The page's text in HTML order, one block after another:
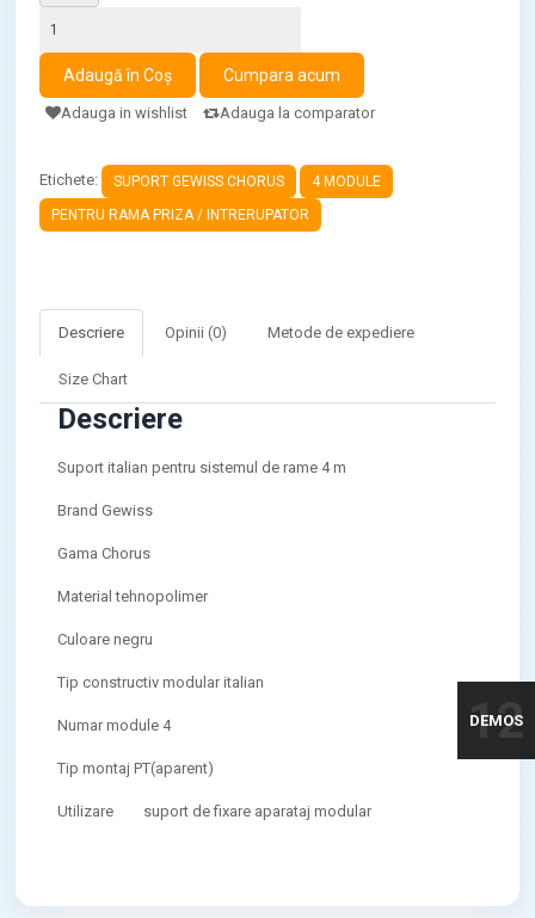
Adauga in wishlist Adauga la comparator
Etichete: SUPORT GEWISS CHORUS
4 MODULE
PENTRU RAMA PRIZA / INTRERUPATOR
Descriere Opinii (0) Metode de expediere
Size Chart
Descriere
Suport italian pentru sistemul de rame 4 m
Brand Gewiss
Gama Chorus
Material tehnopolimer
Culoare negru
Tip constructiv modular italian
Numar module 4
Tip montaj PT(aparent)
Utilizare suport de fixare aparataj modular
DEMOS
12